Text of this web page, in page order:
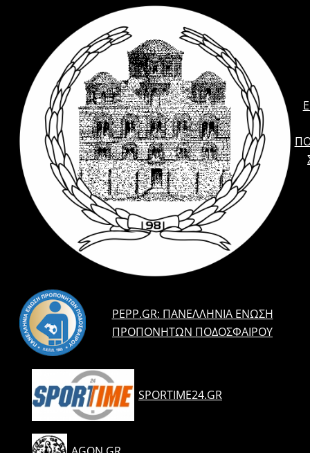
PEPP.GR: ΠΑΝΕΛΛΉΝΙΑ ΈΝΩΣΗ
ΠΡΟΠΟΝΗΤΏΝ ΠΟΔΟΣΦΑΊΡΟΥ
SPORTIME24.GR